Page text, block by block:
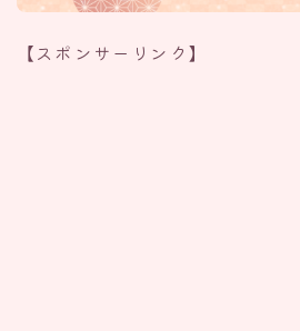
【スポンサーリンク】